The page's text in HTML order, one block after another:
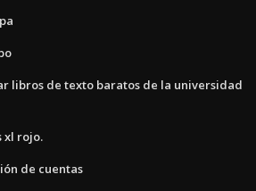
libros de texto baratos de la universidad
xl rojo.
de cuentas